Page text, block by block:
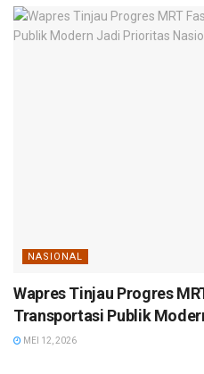
NASIONAL
Wapres Tinjau Progres
Transportasi Publik
MEI 12, 2026